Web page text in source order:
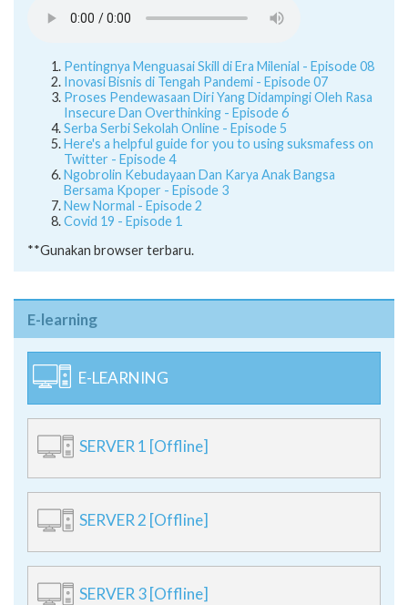
Pentingnya Menguasai Skill di Era Milenial - Episode 08
Inovasi Bisnis di Tengah Pandemi - Episode 07
Proses Pendewasaan Diri Yang Didampingi Oleh Rasa
Insecure Dan Overthinking - Episode 6
Serba Serbi Sekolah Online - Episode 5
Here's a helpful guide for you to using suksmafess on
Twitter - Episode 4
Ngobrolin Kebudayaan Dan Karya Anak Bangsa
Bersama Kpoper - Episode 3
New Normal - Episode 2
Covid 19 - Episode 1
**Gunakan browser terbaru.
E-learning
E-LEARNING
SERVER 1 [Offline]
SERVER 2 [Offline]
SERVER 3 [Offline]